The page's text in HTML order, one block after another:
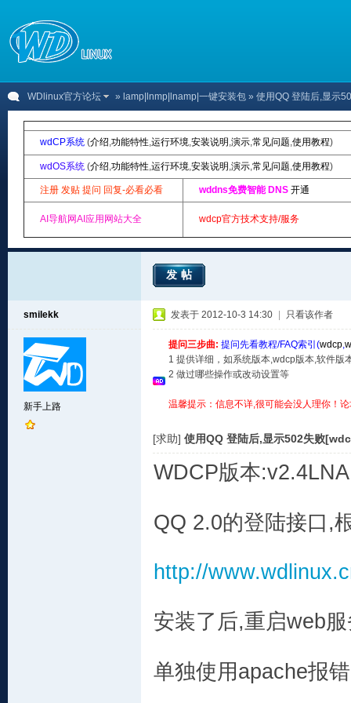
WDlinux官方论坛 » lamp|lnmp|lnamp|一键安装包 » 使用QQ 登陆后,显示
wdCP系统 (介绍,功能特性,运行环境,安装说明 ,演示,常见问题,使用教程)
wdOS系统 (介绍,功能特性,运行环境,安装说明 ,演示,常见问题,使用教程)
注册 发贴 提问 回复-必看必看 wddns免费智能 DNS 开通
AI导航网AI应用网站大全 wdcp官方技术支持/服务
发帖
smilekk
新手上路
发表于 2012-10-3 14:30 只看该作者
提问三步曲: 提问先看教程/FAQ索引(wdcp,
1 提供详细，如系统版本,wdcp版本,软件版
2 做过哪些操作或改动设置等
温馨提示：信息不详,很可能会没人理你！
[求助] 使用QQ 登陆后,显示502失败
WDCP版本
QQ 2.0的登陆接口,
http://
安装了后,重启web
单独使用apache报